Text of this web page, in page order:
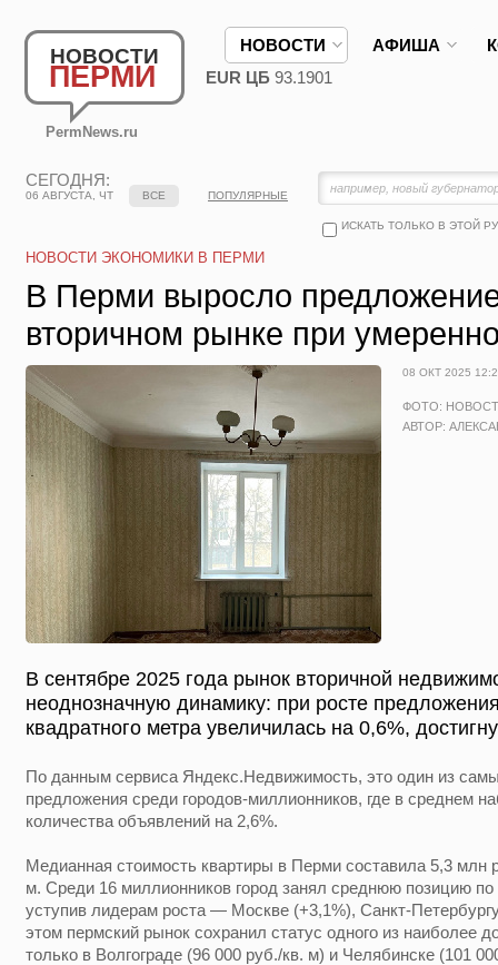
НОВОСТИ
ПЕРМИ
PermNews.ru
НОВОСТИ АФИША
EUR ЦБ 93.1901
СЕГОДНЯ:
06 АВГУСТА, ЧТ
ИСКАТЬ ТОЛЬКО В ЭТОЙ
ВСЕ ПОПУЛЯРНЫЕ
НОВОСТИ ЭКОНОМИКИ В ПЕРМИ
В Перми выросло
вторичном рынке при
08 ОКТ 2025
ФОТО:
АВТОР:
В сентябре 2025 года рынок вторичной
неоднозначную динамику: при росте
квадратного метра увеличилась на 0,6%,
По данным сервиса Яндекс.Недвижимость, это один из
предложения среди городов-миллионников, где в среднем
количества объявлений на 2,6%.
Медианная стоимость квартиры в Перми составила 5,3 млн
м. Среди 16 миллионников город занял среднюю позицию по
уступив лидерам роста — Москве (+3,1%), Санкт-
этом пермский рынок сохранил статус одного из
только в Волгограде (96 000 руб./кв. м) и Челябинске (101